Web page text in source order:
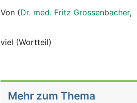
Von (Dr. med. Fritz Grossenbacher,
viel (Wortteil)
Mehr zum Thema